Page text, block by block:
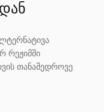
რეჟიმში
თანამედროვე